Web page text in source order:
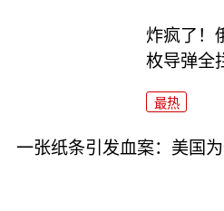
炸疯了！
枚导弹全
最热
一张纸条引发血案：美国为